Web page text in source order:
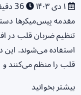
36 دقیقه
مقدمه پیس‌میکرها
تنظیم ضربان قلب در
استفاده می‌شوند. این
قلب را منظم می‌کنند و
بیشتر بخوانید